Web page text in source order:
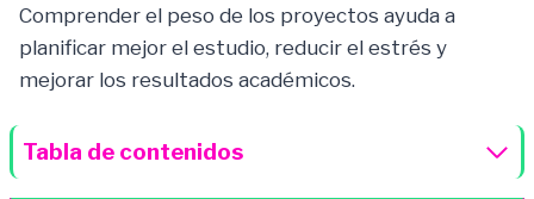
Comprender el peso de los proyectos ayuda a
planificar mejor el estudio, reducir el estrés y
mejorar los resultados académicos.
Tabla de contenidos